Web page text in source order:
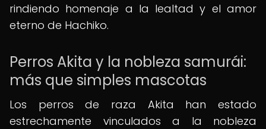
rindiendo homenaje a la lealtad y el amor
eterno de Hachiko.
Perros Akita y la nobleza samurái:
más que simples mascotas
Los perros de raza Akita han estado
estrechamente vinculados a la nobleza